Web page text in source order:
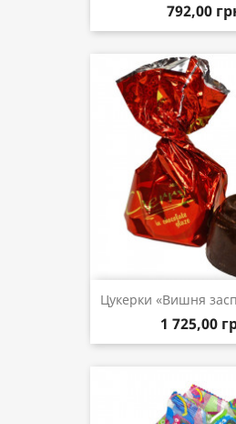
792,00
Цукерки «Вишня
1 725,00